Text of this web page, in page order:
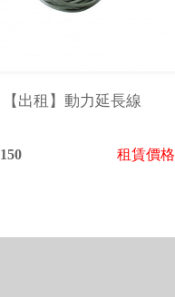
【出租】動力延長線
150 租賃價格